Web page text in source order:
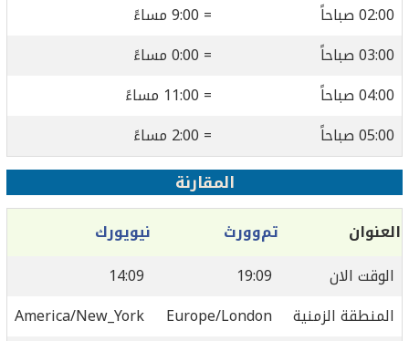
02:00 صباحاً
= 9:00 مساءً
03:00 صباحاً
= 0:00 مساءً
04:00 صباحاً
= 11:00 مساءً
05:00 صباحاً
= 2:00 مساءً
المقارنة
العنوان تم‌وورث
نيويورك
الوقت الان
19:09
14:09
المنطقة الزمنية
Europe/London
America/New_York